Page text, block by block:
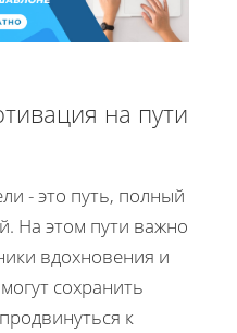
на пути
- это путь, полный
На этом пути важно
вдохновения и
сохранить
к